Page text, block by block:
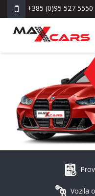
+385 (0)95 527 5550
Vozila